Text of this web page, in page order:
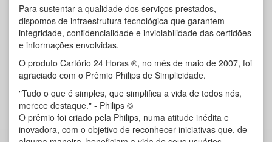
Para sustentar a qualidade dos serviços prestados,
dispomos de infraestrutura tecnológica que garantem
integridade, confidencialidade e inviolabilidade das certidões
e informações envolvidas.
O produto Cartório 24 Horas ®, no mês de maio de 2007, foi
agraciado com o Prêmio Philips de Simplicidade.
"Tudo o que é simples, que simplifica a vida de todos nós,
merece destaque." - Philips ©
O prêmio foi criado pela Philips, numa atitude inédita e
inovadora, com o objetivo de reconhecer iniciativas que, de